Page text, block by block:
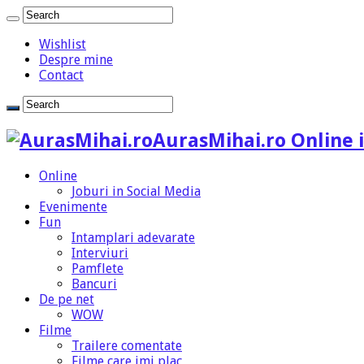
Wishlist
Despre mine
Contact
AurasMihai.ro Online
Online
Joburi in Social Media
Evenimente
Fun
Intamplari adevarate
Interviuri
Pamflete
Bancuri
De pe net
WOW
Filme
Trailere comentate